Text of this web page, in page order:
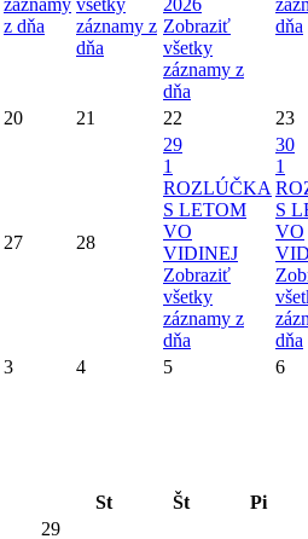
záznamy
z dňa
všetky
záznamy z
dňa
2026
Zobraziť
všetky
záznamy z
dňa
dňa
20 21 22 23
27 28
29
1
ROZLÚČKA
S LETOM
VO
VIDINEJ
Zobraziť
všetky
záznamy z
dňa
30
1
S
VO
dňa
3 4 5 6
St Št Pi
29